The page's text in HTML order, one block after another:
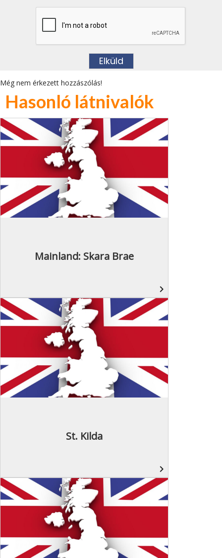
Még nem érkezett hozzászólás!
Hasonló látnivalók
Mainland: Skara Brae
navigate_next
St. Kilda
navigate_next